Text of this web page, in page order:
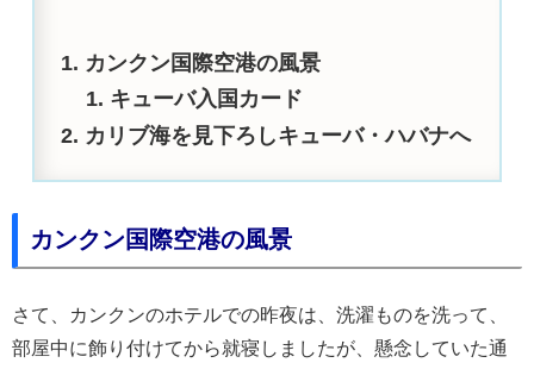
カンクン国際空港の風景
キューバ入国カード
カリブ海を見下ろしキューバ・ハバナへ
カンクン国際空港の風景
さて、カンクンのホテルでの昨夜は、洗濯ものを洗って、
部屋中に飾り付けてから就寝しましたが、懸念していた通